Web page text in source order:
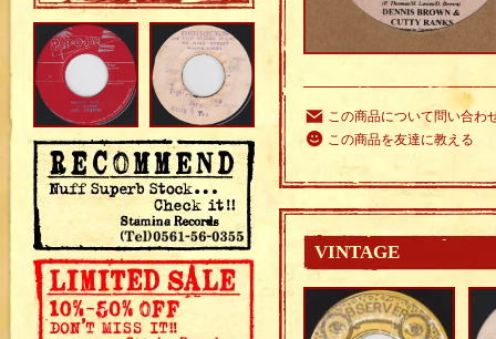
この商品について問い合わ
この商品を友達に教える
VINTAGE